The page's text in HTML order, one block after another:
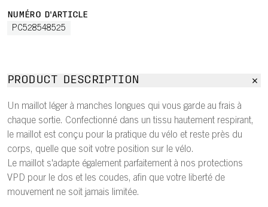
NUMÉRO D'ARTICLE
PC528548525
PRODUCT DESCRIPTION
Un maillot léger à manches longues qui vous garde au frais à
chaque sortie. Confectionné dans un tissu hautement respirant,
le maillot est conçu pour la pratique du vélo et reste près du
corps, quelle que soit votre position sur le vélo.
Le maillot s'adapte également parfaitement à nos protections
VPD pour le dos et les coudes, afin que votre liberté de
mouvement ne soit jamais limitée.